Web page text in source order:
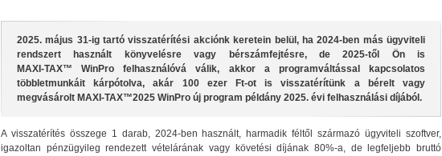
2025. május 31-ig tartó visszatérítési akciónk keretein belül, ha 2024-ben más ügyviteli
rendszert használt könyvelésre vagy bérszámfejtésre, de 2025-től Ön is
MAXI‑TAX™ WinPro felhasználóvá válik, akkor a programváltással kapcsolatos
többletmunkáit kárpótolva, akár 100 ezer Ft-ot is visszatérítünk a bérelt vagy
megvásárolt MAXI‑TAX™2025 WinPro új program példány 2025. évi felhasználási díjából.
A visszatérítés összege 1 darab, 2024-ben használt, harmadik féltől származó ügyviteli szoftver,
igazoltan pénzügyileg rendezett vételárának vagy követési díjának 80%-a, de legfeljebb bruttó